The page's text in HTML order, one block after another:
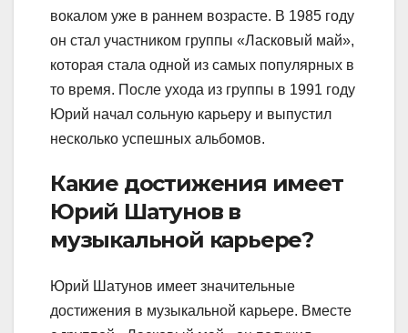
вокалом уже в раннем возрасте. В 1985 году
он стал участником группы «Ласковый май»,
которая стала одной из самых популярных в
то время. После ухода из группы в 1991 году
Юрий начал сольную карьеру и выпустил
несколько успешных альбомов.
Какие достижения имеет
Юрий Шатунов в
музыкальной карьере?
Юрий Шатунов имеет значительные
достижения в музыкальной карьере. Вместе